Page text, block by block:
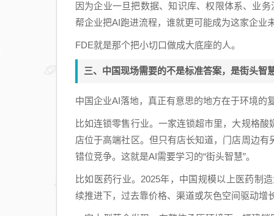
因为企业一旦把数据、知识库、权限体系、业
帮企业把AI跑进流程，谁就更可能成为这家企业
FDE就是那个把小切口做成大底座的人。
三、中国现场需要的不是标准答案，是街头智
中国企业AI落地，真正有意思的地方在于环境
比如连锁零售行业。一家连锁超市里，大规格
店位于高端社区。但只有店长知道，门店周边
错位竞争。这就是AI需要学习的“街头智慧”。
比如医药行业。2025年，中国规模以上医药制
续推进下，过去靠价格、渠道或灰色空间驱动增